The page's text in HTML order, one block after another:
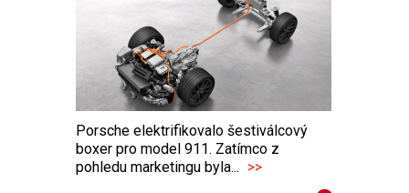
Porsche elektrifikovalo šestiválcový
boxer pro model 911. Zatímco z
pohledu marketingu byla... >>